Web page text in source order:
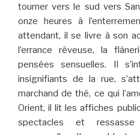
tourner vers le sud vers
onze heures à
attendant, il se livre à son
l’errance rêveuse, la
pensées sensuelles. Il
insignifiants de la rue,
marchand de thé, ce qui
Orient, il lit les affiches
spectacles et